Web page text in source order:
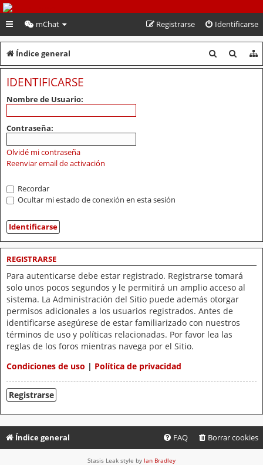
PeruVoley.com
mChat Identificarse
Registrarse
Índice general
u
u
IDENTIFICARSE
Nombre de Usuario:
Contraseña:
Olvidé mi contraseña
Reenviar email de activación
Recordar
Ocultar mi estado de conexión en esta sesión
REGISTRARSE
Para autenticarse debe estar registrado. Registrarse tomará
solo unos pocos segundos y le permitirá un amplio acceso al
sistema. La Administración del Sitio puede además otorgar
permisos adicionales a los usuarios registrados. Antes de
identificarse asegúrese de estar familiarizado con nuestros
términos de uso y políticas relacionadas. Por favor lea las
reglas de los foros mientras navega por el Sitio.
Condiciones de uso | Política de privacidad
Registrarse
Índice general Borrar cookies
FAQ
Stasis Leak style by Ian Bradley